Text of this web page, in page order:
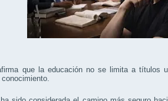
que la educación no se limita a títulos